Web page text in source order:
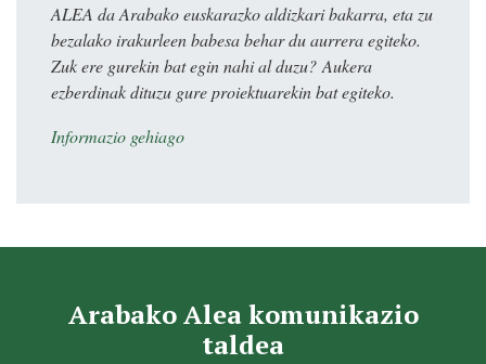
ALEA da Arabako euskarazko aldizkari bakarra, eta zu
bezalako irakurleen babesa behar du aurrera egiteko.
Zuk ere gurekin bat egin nahi al duzu? Aukera
ezberdinak dituzu gure proiektuarekin bat egiteko.
Informazio gehiago
Arabako Alea komunikazio
taldea